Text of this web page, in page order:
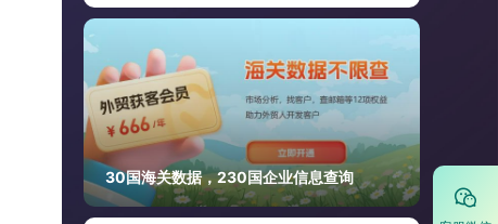
30国海关数据，230国企业信息查询